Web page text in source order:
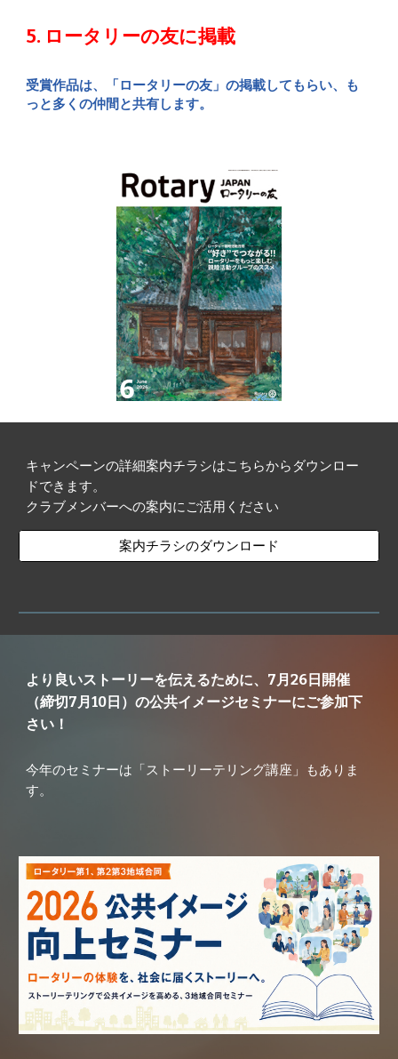
5. ロータリーの友に掲載
受賞作品は、「ロータリーの友」の掲載してもらい、も
っと多くの仲間と共有します。
キャンペーンの詳細案内チラシはこちらからダウンロー
ドできます。
クラブメンバーへの案内にご活用ください
案内チラシのダウンロード
より良いストーリーを伝えるために、7月26日開催
（締切7月10日）の公共イメージセミナーにご参加下
さい！
今年のセミナーは「ストーリーテリング講座」もありま
す。